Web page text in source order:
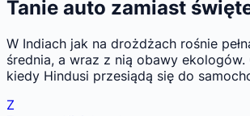
Tanie auto zamiast
W Indiach jak na drożdżach rośnie
średnia, a wraz z nią obawy ekologów.
kiedy Hindusi przesiądą się do
Z